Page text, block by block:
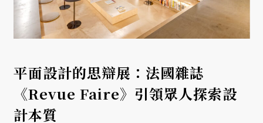
平面設計的思辯展：法國雜誌
《Revue Faire》引領眾人探索設
計本質